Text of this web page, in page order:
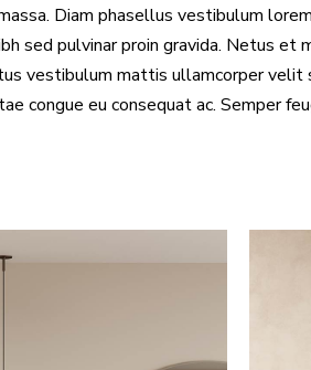
Diam phasellus vestibulum
sed pulvinar proin gravida. Netus et
vestibulum mattis ullamcorper velit
congue eu consequat ac. Semper